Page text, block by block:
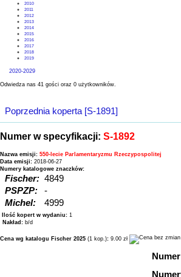
2010
2011
2012
2013
2014
2015
2016
2017
2018
2019
2020-2029
Odwiedza nas 41 gości oraz 0 użytkowników.
Poprzednia koperta [S-1891]
Numer w specyfikacji: S-1892
Nazwa emisji: 550-lecie Parlamentaryzmu Rzeczypospolitej
Data emisji: 2018-06-27
Numery katalogowe znaczków:
Fischer: 4849
PSPZP:
-
Michel:
4999
Ilość kopert w wydaniu: 1
Nakład: b/d
Cena wg katalogu Fischer 2025 (1 kop.): 9.00 zł